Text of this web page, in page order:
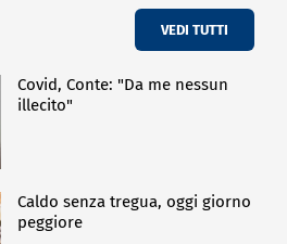
VEDI TUTTI
Covid, Conte: "Da me nessun
illecito"
Caldo senza tregua, oggi giorno
peggiore